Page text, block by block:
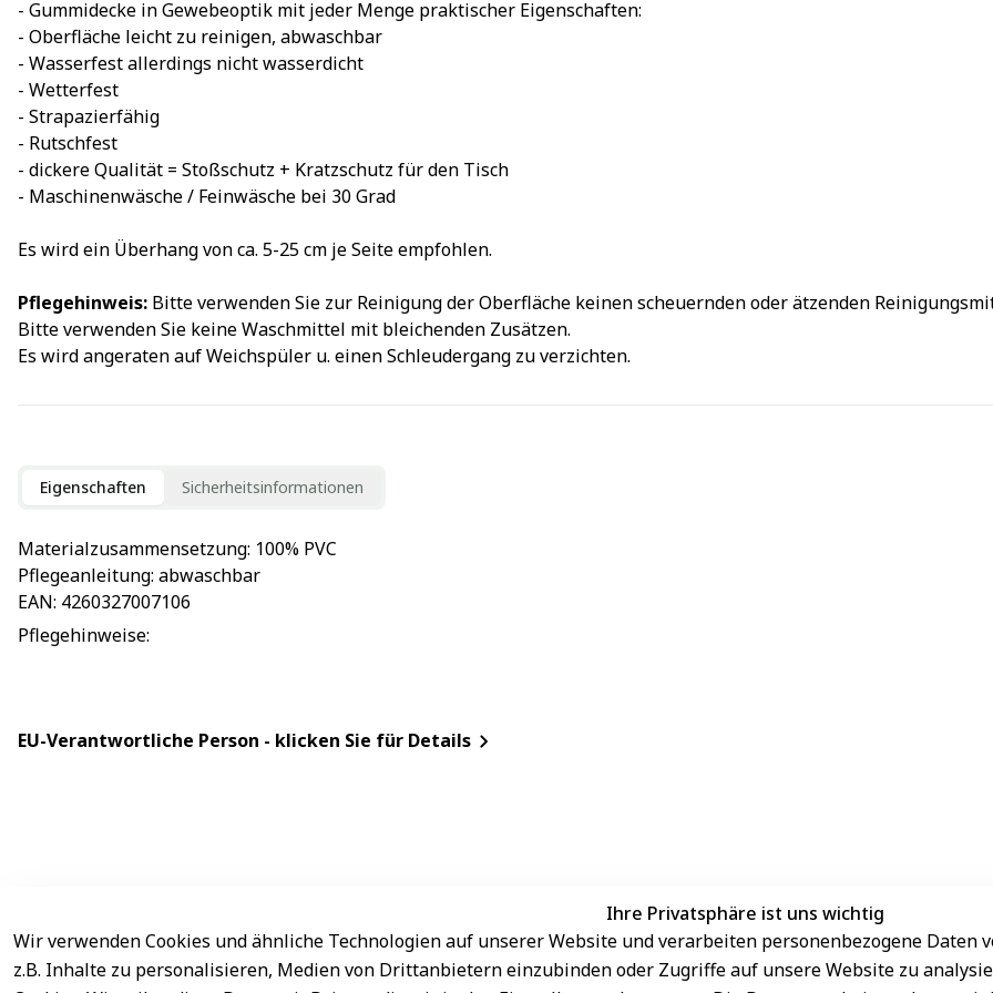
- Gummidecke in Gewebeoptik mit jeder Menge praktischer Eigenschaften:
- Oberfläche leicht zu reinigen, abwaschbar
- Wasserfest allerdings nicht wasserdicht
- Wetterfest
- Strapazierfähig
- Rutschfest
- dickere Qualität = Stoßschutz + Kratzschutz für den Tisch
- Maschinenwäsche / Feinwäsche bei 30 Grad
Es wird ein Überhang von ca. 5-25 cm je Seite empfohlen.
Pflegehinweis: Bitte verwenden Sie zur Reinigung der Oberfläche keinen scheuernden oder ätzenden
Bitte verwenden Sie keine Waschmittel mit bleichenden Zusätzen.
Es wird angeraten auf Weichspüler u. einen Schleudergang zu verzichten.
Eigenschaften Sicherheitsinformationen
Materialzusammensetzung: 100% PVC
Pflegeanleitung: abwaschbar
EAN: 4260327007106
Pflegehinweise:
EU-Verantwortliche Person - klicken Sie für Details
Ihre Privatsphäre ist uns wichtig
Wir verwenden Cookies und ähnliche Technologien auf unserer Website und verarbeiten personenbezogene Daten
z.B. Inhalte zu personalisieren, Medien von Drittanbietern einzubinden oder Zugriffe auf unsere Website zu
Rechtliches Service Sichere Zahlungsarten